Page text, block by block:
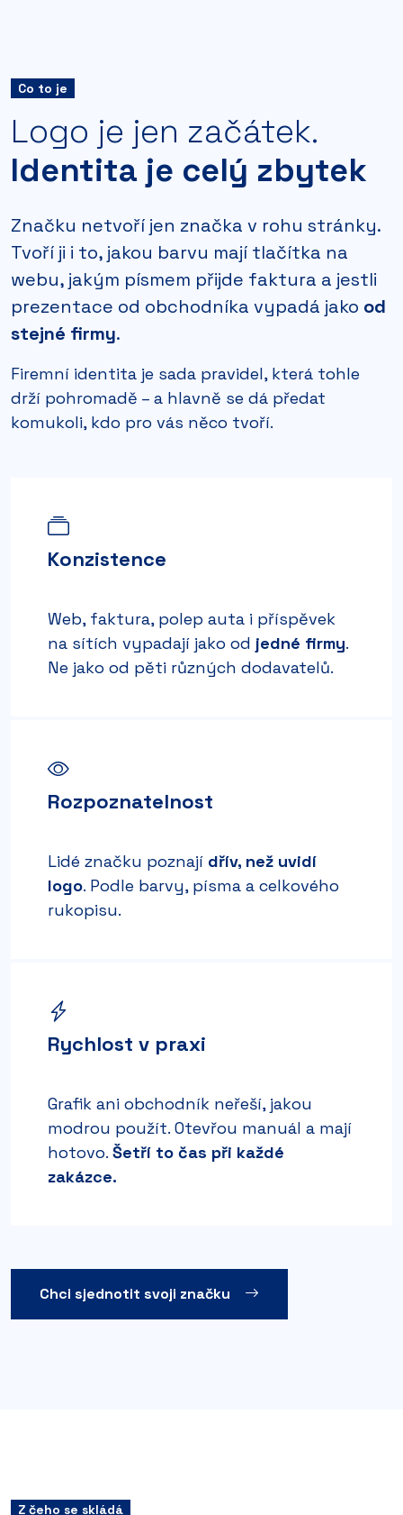
Co to je
Logo je jen začátek.
Identita je celý zbytek
Značku netvoří jen značka v rohu stránky.
Tvoří ji i to, jakou barvu mají tlačítka na
webu, jakým písmem přijde faktura a jestli
prezentace od obchodníka vypadá jako od
stejné firmy.
Firemní identita je sada pravidel, která tohle
drží pohromadě – a hlavně se dá předat
komukoli, kdo pro vás něco tvoří.
Konzistence
Web, faktura, polep auta i příspěvek
na sítích vypadají jako od jedné firmy.
Ne jako od pěti různých dodavatelů.
Rozpoznatelnost
Lidé značku poznají dřív, než uvidí
logo. Podle barvy, písma a celkového
rukopisu.
Rychlost v praxi
Grafik ani obchodník neřeší, jakou
modrou použít. Otevřou manuál a mají
hotovo. Šetří to čas při každé
zakázce.
Chci sjednotit svoji značku
Z čeho se skládá